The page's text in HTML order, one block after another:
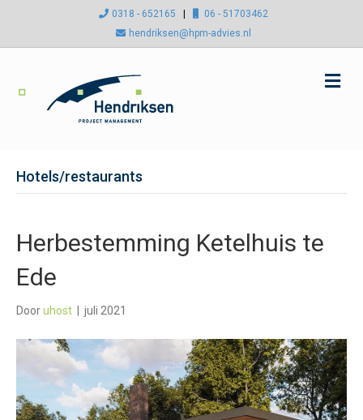
0318 - 652165
06 - 51703462
hendriksen@hpm-advies.nl
M
e
Hotels/restaurants
Herbestemming Ketelhuis te
Ede
Dooruhost juli 2021